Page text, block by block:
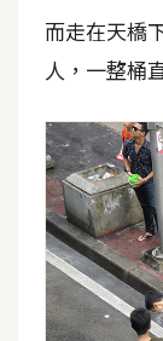
m
c
e
金
流
物
流
而走在天橋
人，一整桶